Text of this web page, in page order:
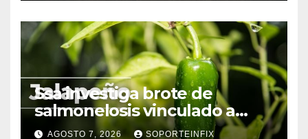
Ssa investiga brote de
salmonelosis vinculado a
chiles jalapeños de Nuevo
AGOSTO 7, 2026 SOPORTEINFIX